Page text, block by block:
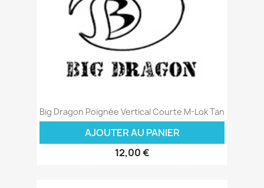
Big Dragon Poignée Vertical Courte M-Lok Tan
AJOUTER AU PANIER
12,00 €